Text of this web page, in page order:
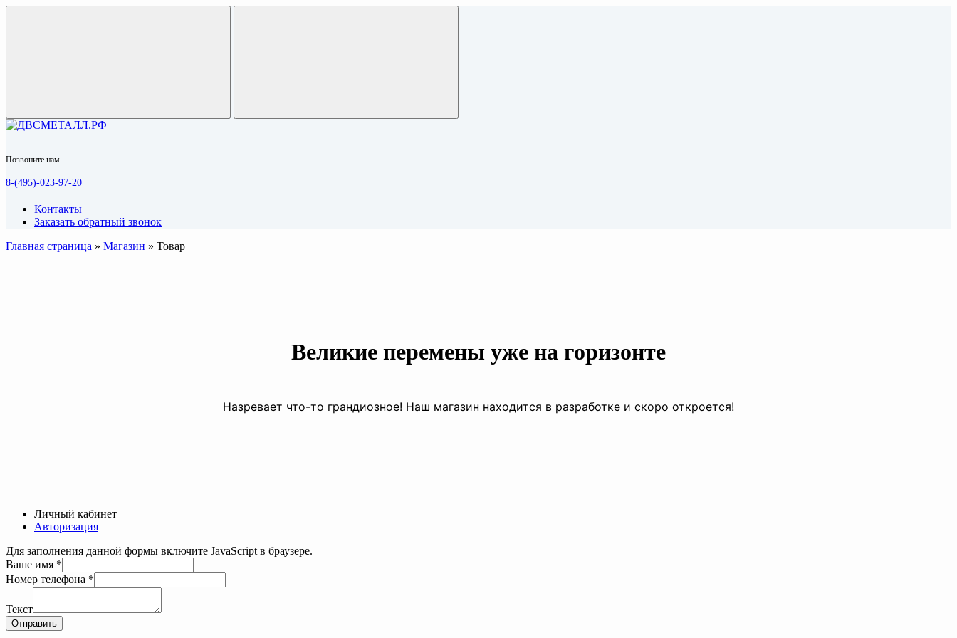
Позвоните нам
8-(495)-023-97-20
Контакты
Заказать обратный звонок
Главная страница » Магазин » Товар
Великие перемены уже на горизонте
Назревает что-то грандиозное! Наш магазин находится в разработке и скоро откроется!
Личный кабинет
Авторизация
Для заполнения данной формы включите JavaScript в браузере.
Ваше имя *
телефона
Ваше
Номер телефона *
Текст
Отправить